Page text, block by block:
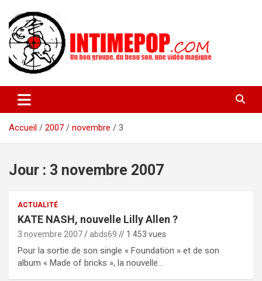
contenu
intimepop.com
actuelles pop rock, post-rock, indé sur Lyon. rock pop concert
lyon
Accueil
2007 novembre 3
Jour : 3 novembre 2007
ACTUALITÉ
KATE NASH, nouvelle Lilly Allen ?
3 novembre 2007 abds69 // 1 453 vues
Pour la sortie de son single « Foundation » et de son
album « Made of bricks », la nouvelle…